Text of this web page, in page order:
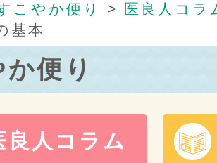
こやか便り > 医良人コラ
基本
便り
良人コラム